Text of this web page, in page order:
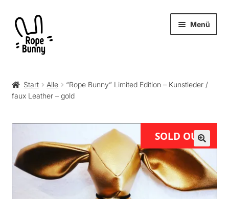
Zur
Navigation
springen
Zum
Inhalt
springen
Menü
öffnen
RopeBunny
Museum
Journal
Archiv
Start Alle
“Rope Bunny” Limited Edition – Kunstleder /
faux Leather – gold
SOLD OUT